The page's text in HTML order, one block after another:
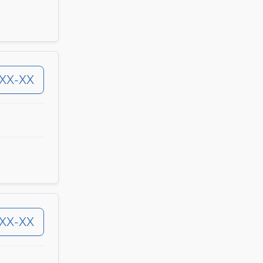
XX
XX